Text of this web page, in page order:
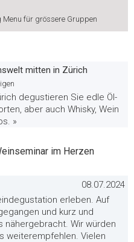
für grössere Gruppen
mitten in Zürich
degustieren Sie edle Öl-
aber auch Whisky, Wein
»
im Herzen
08.07.2024
erleben. Auf
und kurz und
nähergebracht. Wir würden
weiterempfehlen. Vielen